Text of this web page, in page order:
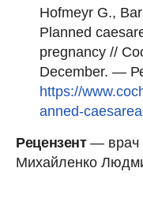
Hofmeyr G.,
Planned
pregnancy //
December. —
https://
anned-
Рецензент— врач
Михайленко